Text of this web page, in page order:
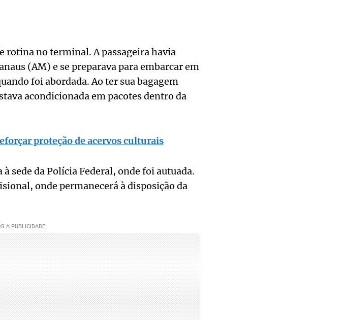
rotina no terminal. A passageira havia
(AM) e se preparava para embarcar em
foi abordada. Ao ter sua bagagem
acondicionada em pacotes dentro da
proteção de acervos culturais
sede da Polícia Federal, onde foi autuada.
onde permanecerá à disposição da